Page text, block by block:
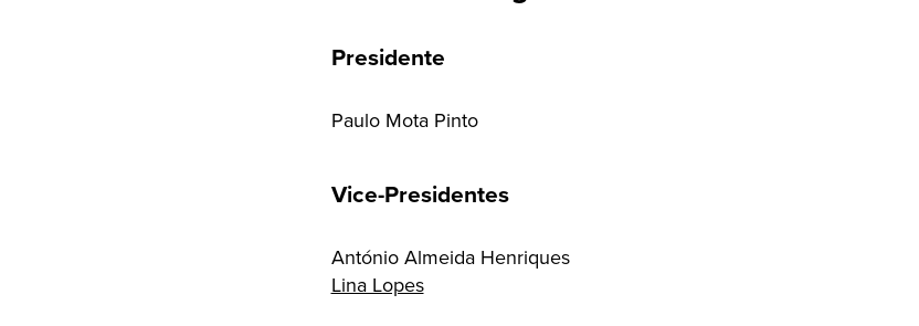
Presidente
Paulo Mota Pinto
Vice-Presidentes
António Almeida Henriques
Lina Lopes